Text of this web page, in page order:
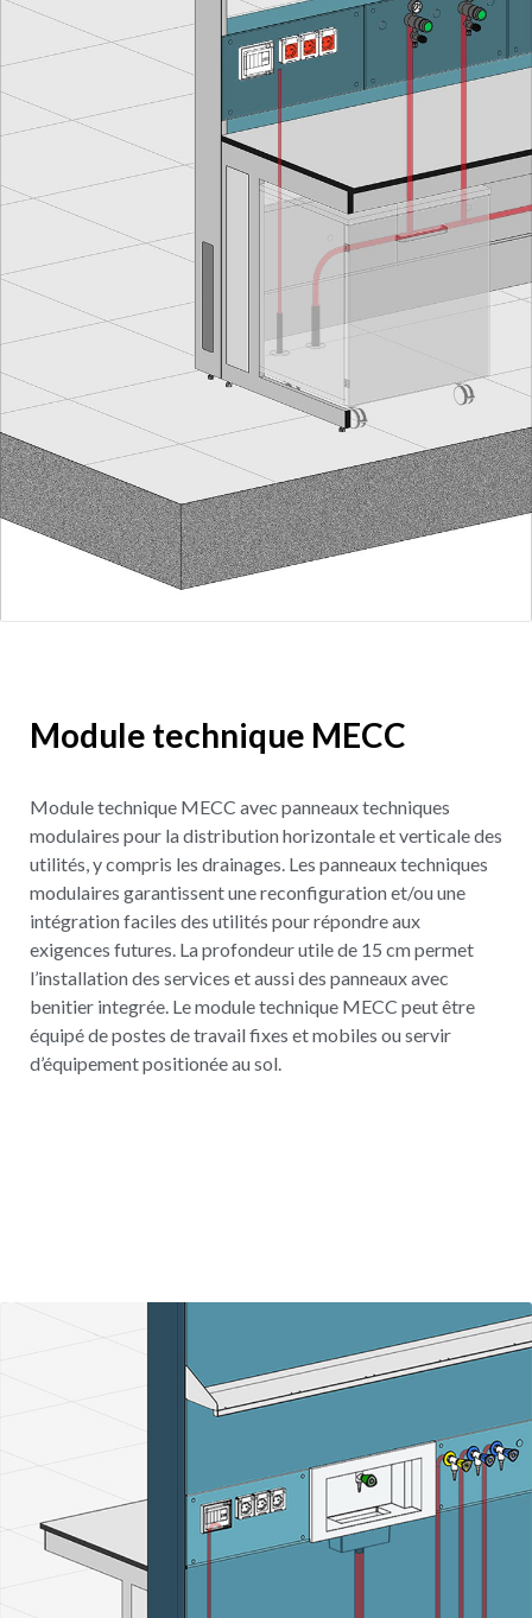
Module technique MECC
Module technique MECC avec panneaux techniques
modulaires pour la distribution horizontale et verticale des
utilités, y compris les drainages. Les panneaux techniques
modulaires garantissent une reconfiguration et/ou une
intégration faciles des utilités pour répondre aux
exigences futures. La profondeur utile de 15 cm permet
l’installation des services et aussi des panneaux avec
benitier integrée. Le module technique MECC peut être
équipé de postes de travail fixes et mobiles ou servir
d’équipement positionée au sol.